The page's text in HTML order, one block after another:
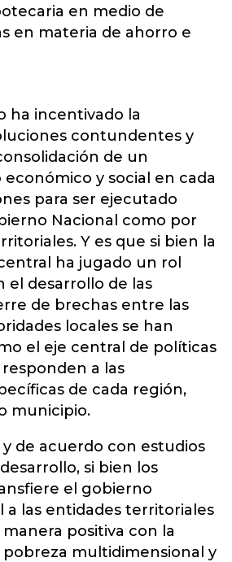
en medio de
en materia de ahorro e
ha incentivado la
contundentes y
de un
y social en cada
para ser ejecutado
Nacional como por
Y es que si bien la
ha jugado un rol
desarrollo de las
de brechas entre las
locales se han
el eje central de políticas
a las
de cada región,
municipio.
de acuerdo con estudios
si bien los
el gobierno
a las entidades territoriales
positiva con la
multidimensional y